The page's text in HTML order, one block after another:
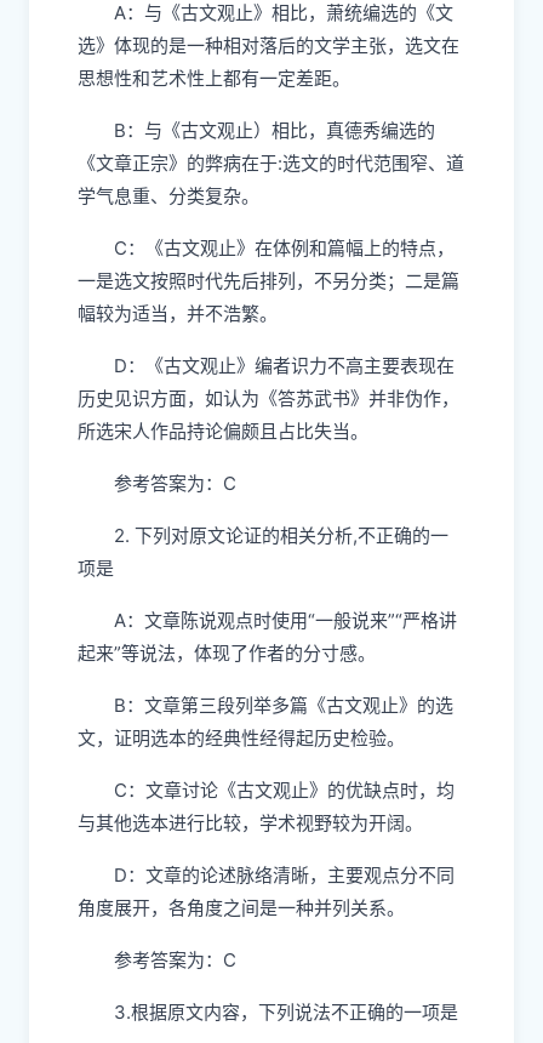
A：与《古文观止》相比，萧统编选的《文
选》体现的是一种相对落后的文学主张，选文在
思想性和艺术性上都有一定差距。
B：与《古文观止）相比，真德秀编选的
《文章正宗》的弊病在于:选文的时代范围窄、道
学气息重、分类复杂。
C：《古文观止》在体例和篇幅上的特点，
一是选文按照时代先后排列，不另分类；二是篇
幅较为适当，并不浩繁。
D：《古文观止》编者识力不高主要表现在
历史见识方面，如认为《答苏武书》并非伪作，
所选宋人作品持论偏颇且占比失当。
参考答案为：C
2. 下列对原文论证的相关分析,不正确的一
项是
A：文章陈说观点时使用“一般说来”“严格讲
起来”等说法，体现了作者的分寸感。
B：文章第三段列举多篇《古文观止》的选
文，证明选本的经典性经得起历史检验。
C：文章讨论《古文观止》的优缺点时，均
与其他选本进行比较，学术视野较为开阔。
D：文章的论述脉络清晰，主要观点分不同
角度展开，各角度之间是一种并列关系。
参考答案为：C
3.根据原文内容，下列说法不正确的一项是